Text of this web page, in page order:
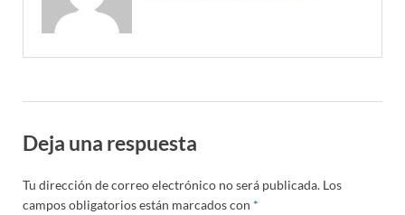
Deja una respuesta
Tu dirección de correo electrónico no será publicada. Los
campos obligatorios están marcados con *